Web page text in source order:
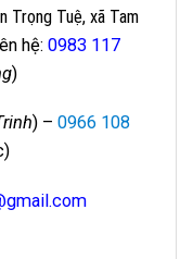
Trọng Tuệ, xã Tam
hệ: 0983 117
)
) – 0966 108